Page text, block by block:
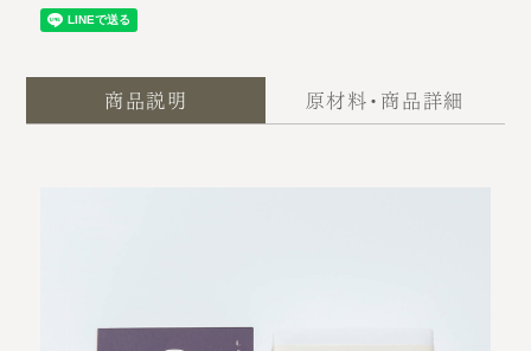
商品説明 原材料・商品詳細